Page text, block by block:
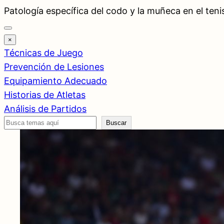
Saltar
al
contenido
Patología específica del codo y la muñeca en el
×
Técnicas de Juego
Prevención de Lesiones
Equipamiento Adecuado
Historias de Atletas
Análisis de Partidos
Buscar
Buscar